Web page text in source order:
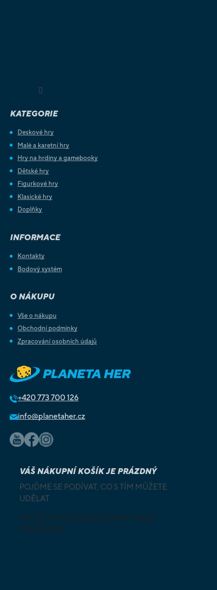
KATEGORIE
Deskové hry
Malé a karetní hry
Hry na hrdiny a gamebooky
Dětské hry
Figurkové hry
Klasické hry
Doplňky
INFORMACE
Kontakty
Bodový systém
O NÁKUPU
Vše o nákupu
Obchodní podmínky
Zpracování osobních údajů
+420 773 700 126
info@planetaher.cz
VÁŠ NÁKUPNÍ KOŠÍK JE PRÁZDNÝ
POJĎME SE PODÍVAT, CO S TÍM MŮŽETE
UDĚLAT
MŮŽETE PROZKOUMAT NAŠI
NABÍDKU